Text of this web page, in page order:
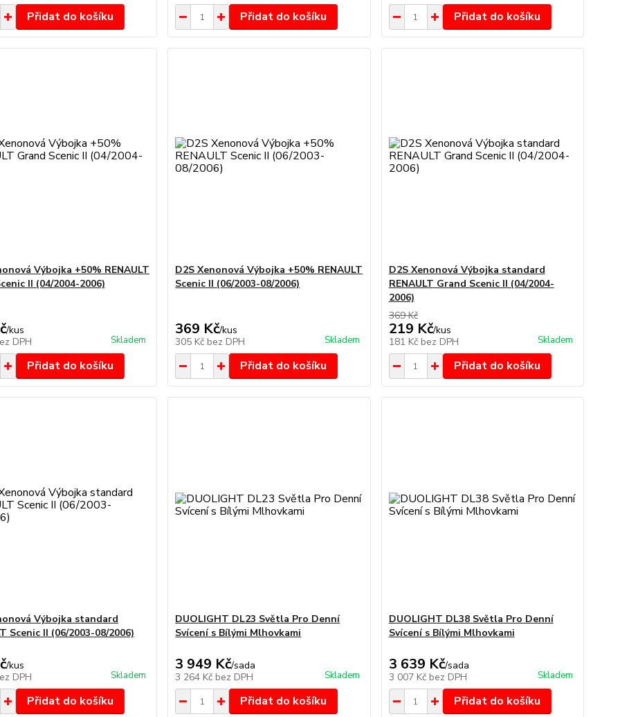
Přidat do košíku Přidat do košíku Přidat do košíku
Výbojka +50% RENAULT
II (04/2004-2006)
/kus
DPH
Skladem
Přidat do košíku
D2S Xenonová Výbojka +50% RENAULT
Scenic II (06/2003-08/2006)
369 Kč/kus
305 Kč bez DPH Skladem
Přidat do košíku
D2S Xenonová Výbojka standard
RENAULT Grand Scenic II (04/2004-
2006)
369 Kč
219 Kč/kus
181 Kč bez DPH Skladem
Přidat do košíku
Výbojka standard
Scenic II (06/2003-08/2006)
/kus
DPH
Skladem
Přidat do košíku
DUOLIGHT DL23 Světla Pro Denní
Svícení s Bílými Mlhovkami
3 949 Kč/sada
3 264 Kč bez DPH Skladem
Přidat do košíku
DUOLIGHT DL38 Světla Pro Denní
Svícení s Bílými Mlhovkami
3 639 Kč/sada
3 007 Kč bez DPH Skladem
Přidat do košíku